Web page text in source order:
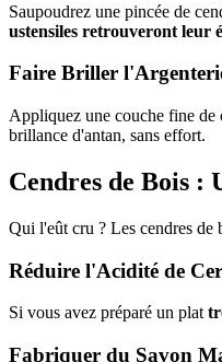
Saupoudrez une pincée de
ustensiles retrouveront leur
Faire Briller
Appliquez une couche fine de
brillance d'antan, sans effort.
Cendres de Bois :
Qui l'eût cru ? Les cendres de
Réduire l'Acidité de
Si vous avez préparé un plat
Fabriquer du Savon